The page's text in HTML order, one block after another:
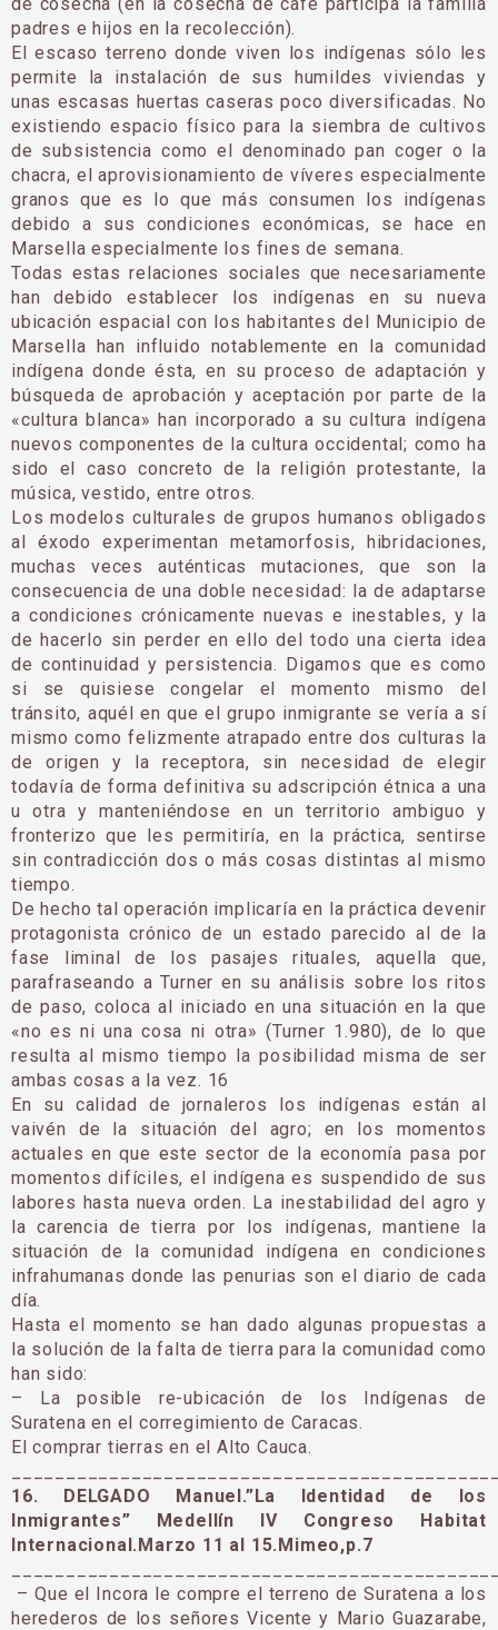
padres e hijos en la recolección).
El escaso terreno donde viven los indígenas sólo les
permite la instalación de sus humildes viviendas y
unas escasas huertas caseras poco diversificadas. No
existiendo espacio físico para la siembra de cultivos
de subsistencia como el denominado pan coger o la
chacra, el aprovisionamiento de víveres especialmente
granos que es lo que más consumen los indígenas
debido a sus condiciones económicas, se hace en
Marsella especialmente los fines de semana.
Todas estas relaciones sociales que necesariamente
han debido establecer los indígenas en su nueva
ubicación espacial con los habitantes del Municipio de
Marsella han influido notablemente en la comunidad
indígena donde ésta, en su proceso de adaptación y
búsqueda de aprobación y aceptación por parte de la
«cultura blanca» han incorporado a su cultura indígena
nuevos componentes de la cultura occidental; como ha
sido el caso concreto de la religión protestante, la
música, vestido, entre otros.
Los modelos culturales de grupos humanos obligados
al éxodo experimentan metamorfosis, hibridaciones,
muchas veces auténticas mutaciones, que son la
consecuencia de una doble necesidad: la de adaptarse
a condiciones crónicamente nuevas e inestables, y la
de hacerlo sin perder en ello del todo una cierta idea
de continuidad y persistencia. Digamos que es como
si se quisiese congelar el momento mismo del
tránsito, aquél en que el grupo inmigrante se vería a sí
mismo como felizmente atrapado entre dos culturas la
de origen y la receptora, sin necesidad de elegir
todavía de forma definitiva su adscripción étnica a una
u otra y manteniéndose en un territorio ambiguo y
fronterizo que les permitiría, en la práctica, sentirse
sin contradicción dos o más cosas distintas al mismo
tiempo.
De hecho tal operación implicaría en la práctica devenir
protagonista crónico de un estado parecido al de la
fase liminal de los pasajes rituales, aquella que,
parafraseando a Turner en su análisis sobre los ritos
de paso, coloca al iniciado en una situación en la que
«no es ni una cosa ni otra» (Turner 1.980), de lo que
resulta al mismo tiempo la posibilidad misma de ser
ambas cosas a la vez. 16
En su calidad de jornaleros los indígenas están al
vaivén de la situación del agro; en los momentos
actuales en que este sector de la economía pasa por
momentos difíciles, el indígena es suspendido de sus
labores hasta nueva orden. La inestabilidad del agro y
la carencia de tierra por los indígenas, mantiene la
situación de la comunidad indígena en condiciones
infrahumanas donde las penurias son el diario de cada
día.
Hasta el momento se han dado algunas propuestas a
la solución de la falta de tierra para la comunidad como
han sido:
– La posible re-ubicación de los Indígenas de
Suratena en el corregimiento de Caracas.
El comprar tierras en el Alto Cauca.
16. DELGADO Manuel.”La Identidad de los
Inmigrantes” Medellín IV Congreso Habitat
Internacional.Marzo 11 al 15.Mimeo,p.7
– Que el Incora le compre el terreno de Suratena a los
herederos de los señores Vicente y Mario Guazarabe,